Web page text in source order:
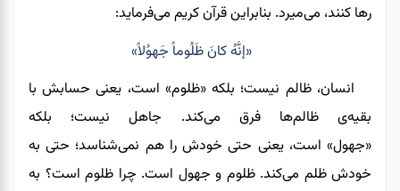
رها کنند، می‌میرد. بنابراین قرآن کریم می‌فرماید:
«إنَّهُ کانَ ظَلُوماً جَهوُلاً»
انسان، ظالم نیست؛ بلکه«ظلوم» است، یعنی حسابش با
بقیه‌ی ظالم‌ها فرق می‌کند. جاهل نیست؛ بلکه
«جهول»است، یعنی حتی خودش را هم نمی‌شناسد؛ حتی به
خودش ظلم می‌کند. ظلوم و جهول است. چرا ظلوم است؟ به